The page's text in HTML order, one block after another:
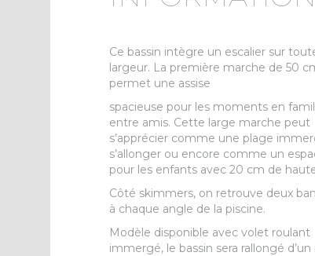
Ce bassin intègre un escalier sur
largeur. La première marche de 50
permet une assise
spacieuse pour les moments en
entre amis. Cette large marche peut
s’apprécier comme une plage
s’allonger ou encore comme un
pour les enfants avec 20 cm de
Côté skimmers, on retrouve deux
à chaque angle de la piscine.
Modèle disponible avec volet roulant
immergé, le bassin sera rallongé